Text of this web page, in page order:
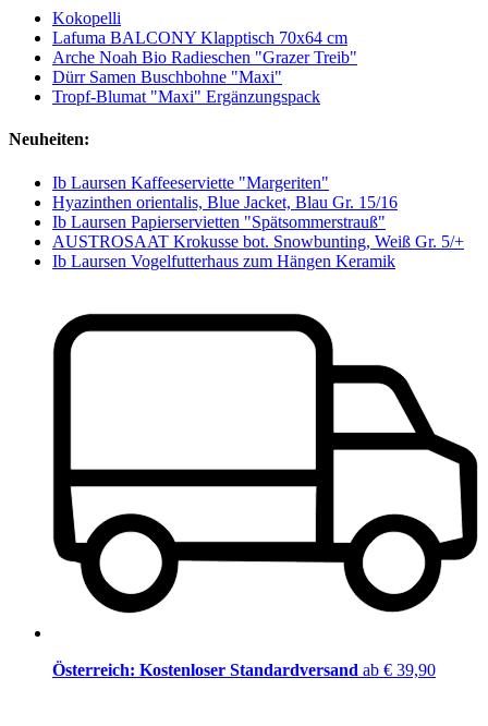
Kokopelli
Lafuma BALCONY Klapptisch 70x64 cm
Arche Noah Bio Radieschen "Grazer Treib"
Dürr Samen Buschbohne "Maxi"
Tropf-Blumat "Maxi" Ergänzungspack
Neuheiten:
Ib Laursen Kaffeeserviette "Margeriten"
Hyazinthen orientalis, Blue Jacket, Blau Gr. 15/16
Ib Laursen Papierservietten "Spätsommerstrauß"
AUSTROSAAT Krokusse bot. Snowbunting, Weiß Gr. 5/+
Ib Laursen Vogelfutterhaus zum Hängen Keramik
Österreich: Kostenloser Standardversand ab € 39,90